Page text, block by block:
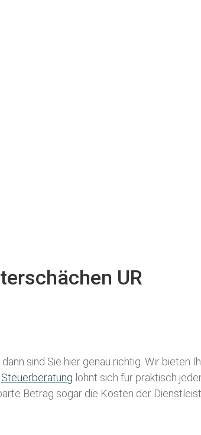
UR
dann sind Sie hier genau richtig. Wir
Steuerberatung lohnt sich für praktisch
Betrag sogar die Kosten der